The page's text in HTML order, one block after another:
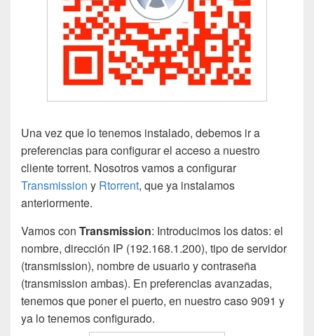
Una vez que lo tenemos instalado, debemos ir a
preferencias para configurar el acceso a nuestro
cliente torrent. Nosotros vamos a configurar
Transmission y Rtorrent, que ya instalamos
anteriormente.
Vamos con Transmission: Introducimos los datos: el
nombre, dirección IP (192.168.1.200), tipo de servidor
(transmission), nombre de usuario y contraseña
(transmission ambas). En preferencias avanzadas,
tenemos que poner el puerto, en nuestro caso 9091 y
ya lo tenemos configurado.